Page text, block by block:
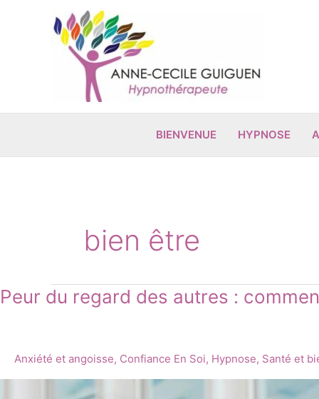
BIENVENUE HYPNOSE
bien être
Peur du regard des autres :
Anxiété et angoisse, Confiance En Soi, Hypnose, Santé et
Peur
autres
: